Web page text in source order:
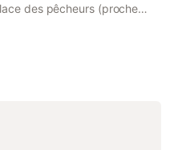
des pêcheurs (proche
enfants) bâtiment P1 -
de : - Coin cuisine
onde, frigo, grille pain,